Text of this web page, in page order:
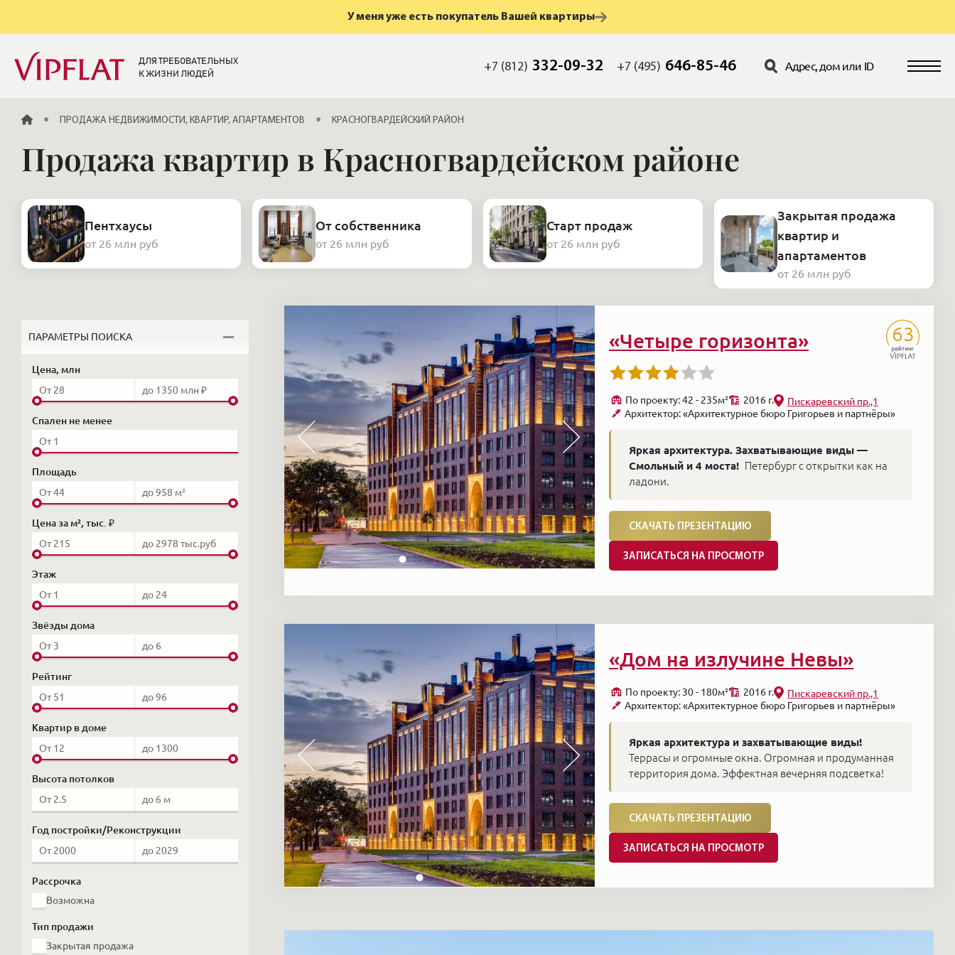
У меня уже есть покупатель Вашей квартиры
ДЛЯ ТРЕБОВАТЕЛЬНЫХ
К ЖИЗНИ ЛЮДЕЙ
+7 (812) 332-09-32 +7 (495) 646-85-46
ГЛАВНАЯПРОДАЖА НЕДВИЖИМОСТИ, КВАРТИР, АПАРТАМЕНТОВ КРАСНОГВАРДЕЙСКИЙ РАЙОН
Продажа квартир в Красногвардейском районе
Пентхаусы
от 26 млн руб
От собственника
от 26 млн руб
Старт продаж
от 26 млн руб
Закрытая продажа
квартир и
апартаментов
от 26 млн руб
ПАРАМЕТРЫ ПОИСКА
Цена, млн
Спален не менее
Площадь
Цена за м², тыс. ₽
Этаж
Звёзды дома
Рейтинг
Квартир в доме
Высота потолков
Год постройки/Реконструкции
Рассрочка
Возможна
Тип продажи
Закрытая продажа
«Четыре горизонта» 63
По проекту: 42 - 235м²
2016 г.
Архитектор: «Архитектурное бюро Григорьев и партнёры»
Пискаревский пр.,1
Яркая архитектура. Захватывающие виды —
Смольный и 4 моста! Петербург с открытки как на
ладони.
СКАЧАТЬ ПРЕЗЕНТАЦИЮ
ЗАПИСАТЬСЯ НА ПРОСМОТР
«Дом на излучине Невы»
По проекту: 30 - 180м²
2016 г.
Архитектор: «Архитектурное бюро Григорьев и партнёры»
Пискаревский пр.,1
Яркая архитектура и захватывающие виды!
Террасы и огромные окна. Огромная и продуманная
территория дома. Эффектная вечерняя подсветка!
СКАЧАТЬ ПРЕЗЕНТАЦИЮ
ЗАПИСАТЬСЯ НА ПРОСМОТР